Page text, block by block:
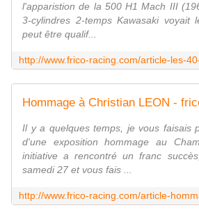
l'apparistion de la 500 H1 Mach III
3-cylindres 2-temps Kawasaki voyait
peut être qualif...
Il y a quelques temps, je vous faisais
d'une exposition hommage au
initiative a rencontré un franc
samedi 27 et vous fais ...